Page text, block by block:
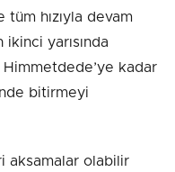
tüm hızıyla devam
ikinci yarısında
kadar
bitirmeyi
aksamalar olabilir